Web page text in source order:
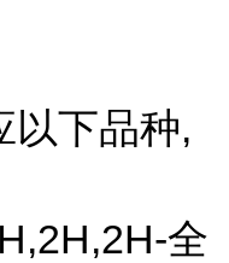
以下品种,
全